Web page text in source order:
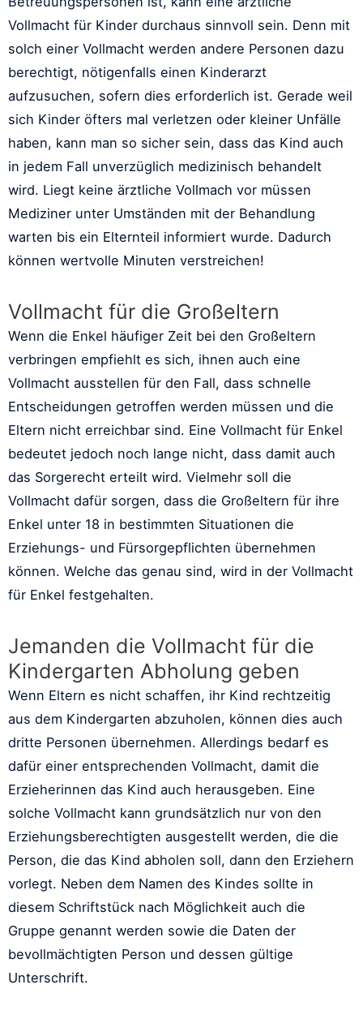
Vollmacht für Kinder durchaus sinnvoll sein. Denn mit
solch einer Vollmacht werden andere Personen dazu
berechtigt, nötigenfalls einen Kinderarzt
aufzusuchen, sofern dies erforderlich ist. Gerade weil
sich Kinder öfters mal verletzen oder kleiner Unfälle
haben, kann man so sicher sein, dass das Kind auch
in jedem Fall unverzüglich medizinisch behandelt
wird. Liegt keine ärztliche Vollmach vor müssen
Mediziner unter Umständen mit der Behandlung
warten bis ein Elternteil informiert wurde. Dadurch
können wertvolle Minuten verstreichen!
Vollmacht für die Großeltern
Wenn die Enkel häufiger Zeit bei den Großeltern
verbringen empfiehlt es sich, ihnen auch eine
Vollmacht ausstellen für den Fall, dass schnelle
Entscheidungen getroffen werden müssen und die
Eltern nicht erreichbar sind. Eine Vollmacht für Enkel
bedeutet jedoch noch lange nicht, dass damit auch
das Sorgerecht erteilt wird. Vielmehr soll die
Vollmacht dafür sorgen, dass die Großeltern für ihre
Enkel unter 18 in bestimmten Situationen die
Erziehungs- und Fürsorgepflichten übernehmen
können. Welche das genau sind, wird in der Vollmacht
für Enkel festgehalten.
Jemanden die Vollmacht für die
Kindergarten Abholung geben
Wenn Eltern es nicht schaffen, ihr Kind rechtzeitig
aus dem Kindergarten abzuholen, können dies auch
dritte Personen übernehmen. Allerdings bedarf es
dafür einer entsprechenden Vollmacht, damit die
Erzieherinnen das Kind auch herausgeben. Eine
solche Vollmacht kann grundsätzlich nur von den
Erziehungsberechtigten ausgestellt werden, die die
Person, die das Kind abholen soll, dann den Erziehern
vorlegt. Neben dem Namen des Kindes sollte in
diesem Schriftstück nach Möglichkeit auch die
Gruppe genannt werden sowie die Daten der
bevollmächtigten Person und dessen gültige
Unterschrift.